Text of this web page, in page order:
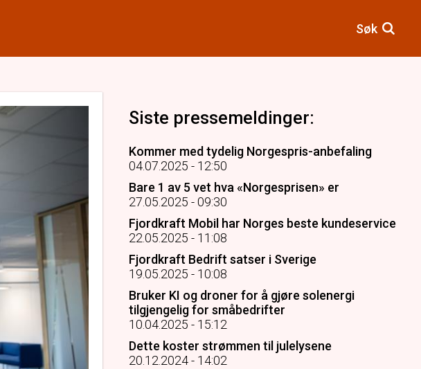
Søk
Siste pressemeldinger:
Kommer med tydelig Norgespris-anbefaling
04.07.2025 - 12:50
Bare 1 av 5 vet hva «Norgesprisen» er
27.05.2025 - 09:30
Fjordkraft Mobil har Norges beste kundeservice
22.05.2025 - 11:08
Fjordkraft Bedrift satser i Sverige
19.05.2025 - 10:08
Bruker KI og droner for å gjøre solenergi
tilgjengelig for småbedrifter
10.04.2025 - 15:12
Dette koster strømmen til julelysene
20.12.2024 - 14:02